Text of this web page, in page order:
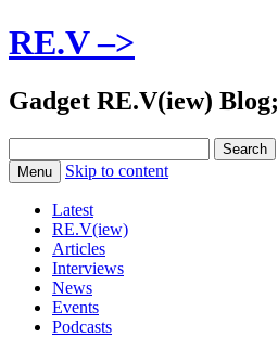
RE.V –>
Gadget RE.V(iew) Blog;
for:Menu Skip to content
Latest
RE.V(iew)
Articles
Interviews
News
Events
Podcasts